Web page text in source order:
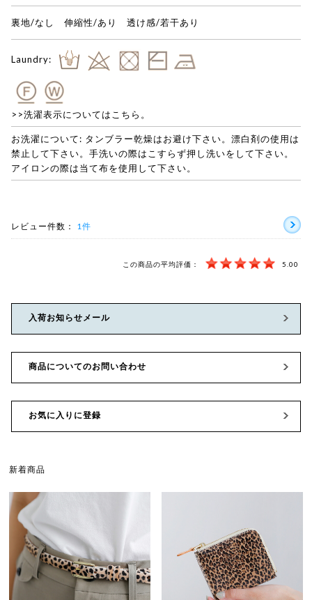
裏地/なし 伸縮性/あり 透け感/若干あり
Laundry:
>>洗濯表示についてはこちら。
お洗濯について: タンブラー乾燥はお避け下さい。漂白剤の使用は
禁止して下さい。手洗いの際はこすらず押し洗いをして下さい。
アイロンの際は当て布を使用して下さい。
レビュー件数： 1件
この商品の平均評価： 5.00
入荷お知らせメール
商品についてのお問い合わせ
お気に入りに登録
新着商品